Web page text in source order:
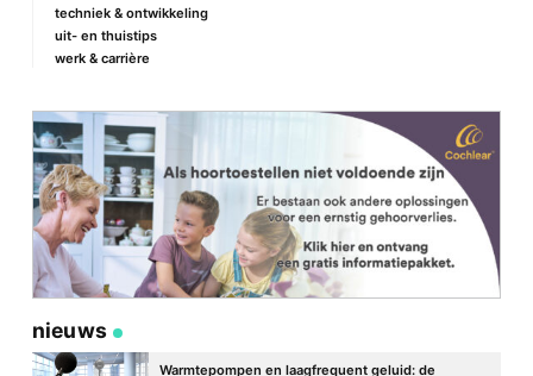
techniek & ontwikkeling
uit- en thuistips
werk & carrière
nieuws
Warmtepompen en laagfrequent geluid: de